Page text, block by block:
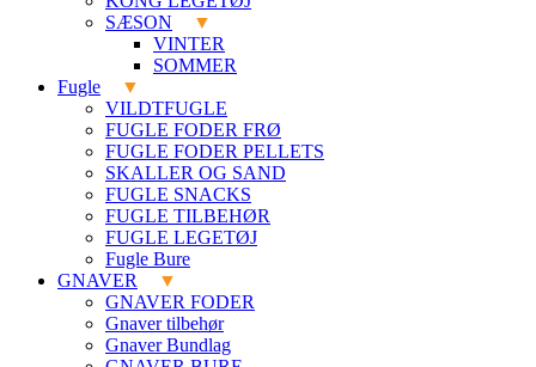
SÆSON
VINTER
SOMMER
Fugle
VILDTFUGLE
FUGLE FODER FRØ
FUGLE FODER PELLETS
SKALLER OG SAND
FUGLE SNACKS
FUGLE TILBEHØR
FUGLE LEGETØJ
Fugle Bure
GNAVER
GNAVER FODER
Gnaver tilbehør
Gnaver Bundlag